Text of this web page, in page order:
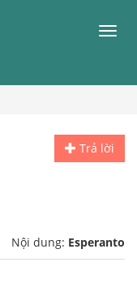
Trả lời
Nội dung: Esperanto